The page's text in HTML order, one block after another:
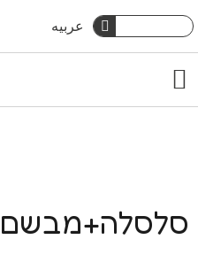
דילוג
חיפוש
חיפוש
عربيه
תפריט
סלסלה+מבשם HIPNOTE